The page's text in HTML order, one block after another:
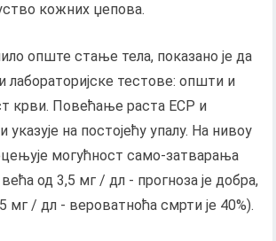
кожних џепова.
опште стање тела, показано је да
лабораторијске тестове: општи и
крви. Повећање раста ЕСР и
указује на постојећу упалу. На нивоу
могућност само-затварања
од 3,5 мг / дл - прогноза је добра,
мг / дл - вероватноћа смрти је 40%).